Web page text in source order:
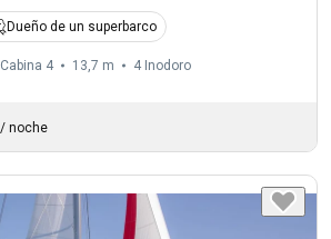
Dueño de un superbarco
Cabina 4 13,7 m 4 Inodoro
/ noche